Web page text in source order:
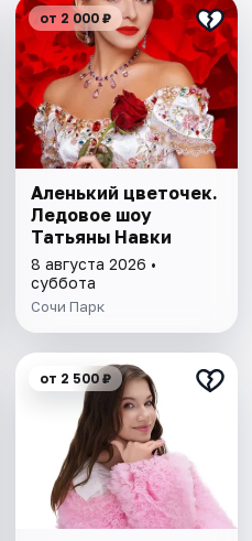
от 2 000 ₽
Аленький цветочек.
Ледовое шоу
Татьяны Навки
8 августа 2026 •
суббота
Сочи Парк
от 2 500 ₽